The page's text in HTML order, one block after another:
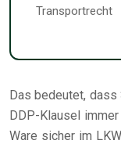
Transportrecht
Das bedeutet,
DDP-Klausel
Ware sicher im